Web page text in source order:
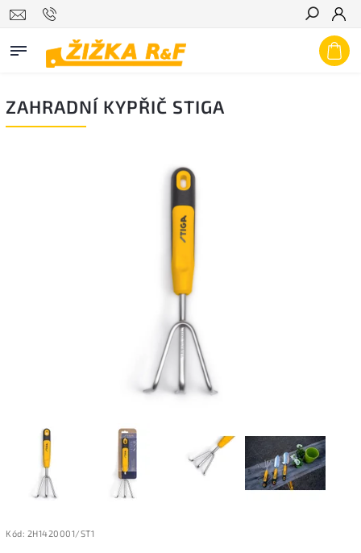
Hledat
ZAHRADNÍ KYPŘIČ STIGA
Kód: 2H1420001/ST1